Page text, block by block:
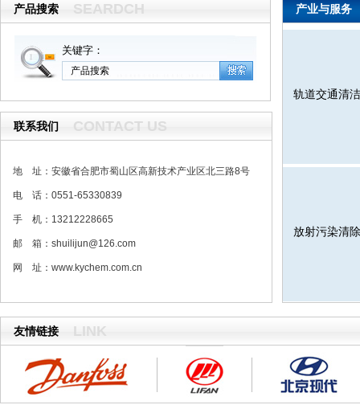
产品搜索 SEARDCH
关键字：
联系我们 CONTACT US
地 址：安徽省合肥市蜀山区高新技术产业区北三路8号
电 话：0551-65330839
手 机：13212228665
邮 箱： shuilijun@126.com
网 址： www.kychem.com.cn
产业与服务
轨道交通清
放射污染清
友情链接 LINK